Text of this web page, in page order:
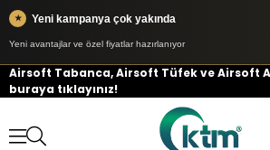
★ Yeni kampanya çok yakında
Yeni avantajlar ve özel fiyatlar hazırlanıyor
Airsoft Tabanca, Airsoft Tüfek ve Airsoft
buraya tıklayınız!